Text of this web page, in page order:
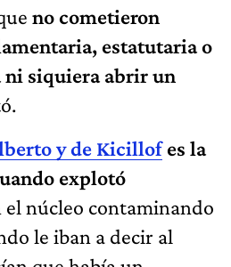
no cometieron
estatutaria o
siquiera abrir un
y de Kicillofes la
explotó
el núcleo contaminando
le iban a decir al